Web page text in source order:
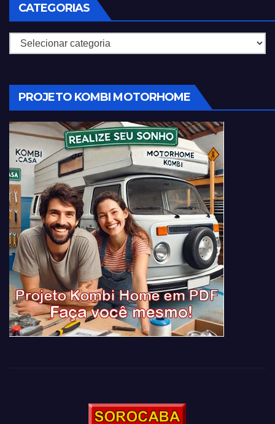
CATEGORIAS
Categorias
PROJETO KOMBI MOTORHOME